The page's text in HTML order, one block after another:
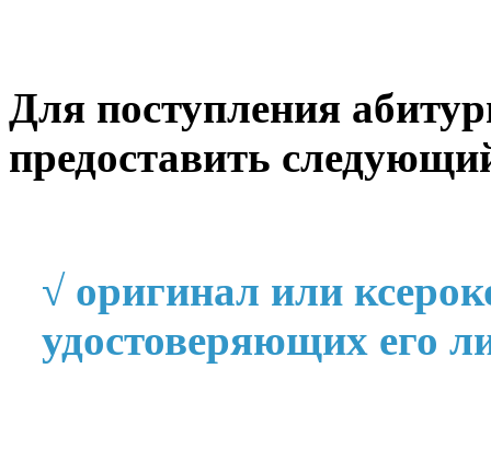
Для поступления
предоставить
√ оригинал или
удостоверяющих его